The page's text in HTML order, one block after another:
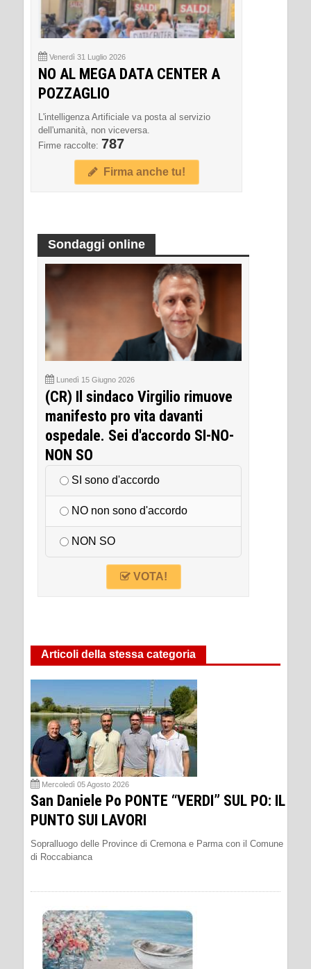
Venerdì 31 Luglio 2026
NO AL MEGA DATA CENTER A
POZZAGLIO
L'intelligenza Artificiale va posta al servizio
dell'umanità, non viceversa.
Firme raccolte: 787
Firma anche tu!
Sondaggi online
Lunedì 15 Giugno 2026
(CR) Il sindaco Virgilio rimuove
manifesto pro vita davanti
ospedale. Sei d'accordo SI-NO-
NON SO
SI sono d'accordo
NO non sono d'accordo
NON SO
VOTA!
Articoli della stessa categoria
Mercoledì 05 Agosto 2026
San Daniele Po PONTE “VERDI” SUL PO: IL
PUNTO SUI LAVORI
Sopralluogo delle Province di Cremona e Parma con il Comune
di Roccabianca